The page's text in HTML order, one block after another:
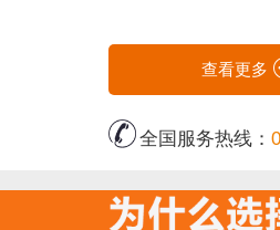
查看更多
全国服务热线：